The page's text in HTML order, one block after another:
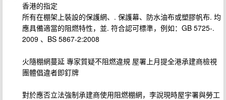
香港的指定
所有在棚架上裝設的保護網、. 保護幕、防水油布或塑膠帆布. 均
應具備適當的阻燃特性，並. 符合認可標準，例如：GB 5725-.
2009 、BS 5867-2:2008
火隨棚網蔓延 專家質疑不阻燃違規 屋署上月提全港承建商檢視
團體倡違者即釘牌
對於應否立法強制承建商使用阻燃棚網，李說現時屋宇署與勞工